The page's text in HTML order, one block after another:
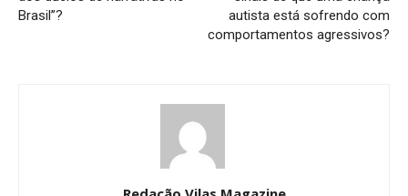
Brasil”?
autista está sofrendo com
comportamentos agressivos?